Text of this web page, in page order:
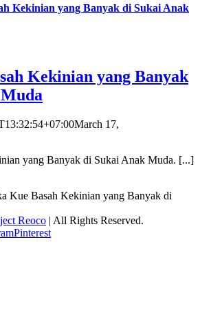
Kekinian yang Banyak di Sukai Anak
Kekinian yang Banyak
March 17,
yang Banyak di Sukai Anak Muda. [...]
Kue Basah Kekinian yang Banyak di
Reoco | All Rights Reserved.
Pinterest